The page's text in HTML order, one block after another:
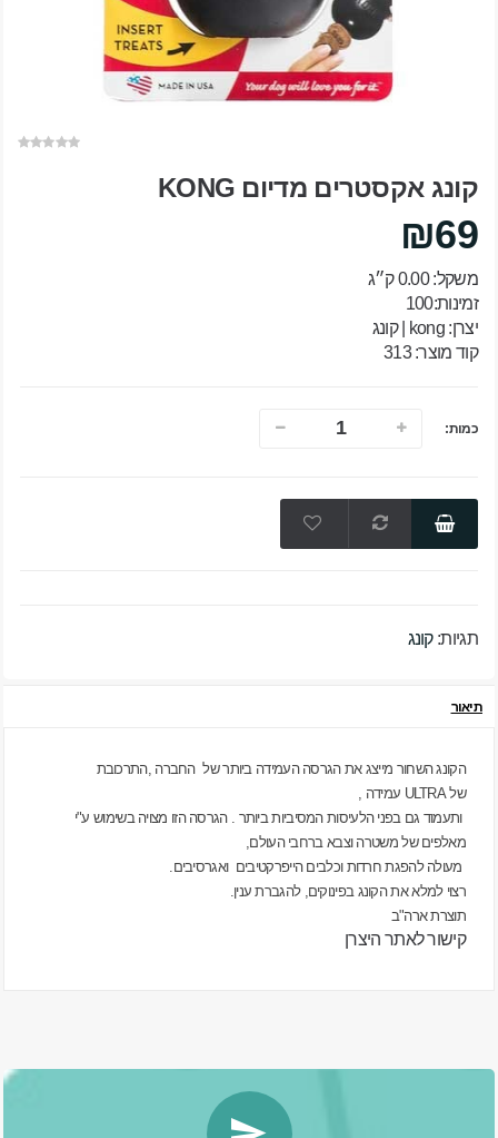
קונג אקסטרים מדיום KONG
₪69
משקל: 0.00 ק״ג
זמינות:100
יצרן: kong | קונג
קוד מוצר: 313
כמות:
תגיות:קונג
תיאור
הקונג השחור מייצג את הגרסה העמידה ביותר של החברה ,התרכובת
של ULTRA עמידה ,
ותעמוד גם בפני הלעיסות המסיביות ביותר . הגרסה הזו מצויה בשימוש ע"י
מאלפים של משטרה וצבא ברחבי העולם,
מעולה להפגת חרדות וכלבים הייפרקטיבים ואגרסיבים.
רצוי למלא את הקונג בפינוקים, להגברת ענין.
תוצרת ארה"ב
קישור לאתר היצרן